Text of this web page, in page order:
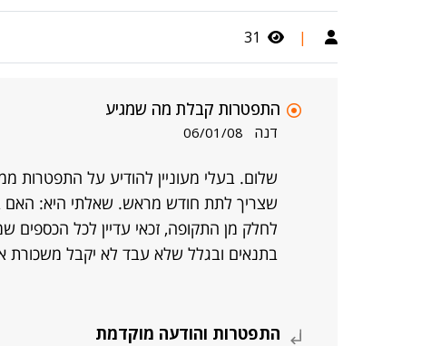
|
31
התפטרות קבלת מה שמגיע
דנה 06/01/08
שלום. בעלי מעוניין להודיע על התפטרות
שצריך לתת חודש מראש. שאלתי היא: האם
לחלק מן התקופה, זכאי עדיין לכל
בתנאים ובגלל שלא עבד לא יקבל משכורת
התפטרות והודעה מוקדמת